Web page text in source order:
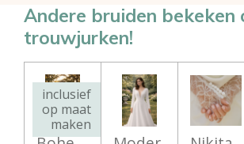
Andere bruiden bekeken
trouwjurken!
inclusief
op maat
maken